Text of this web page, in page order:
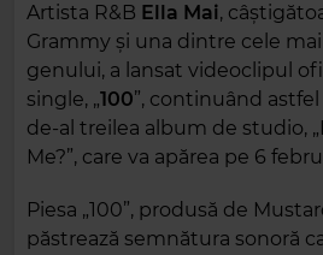
Artista R&B Ella Mai,
Grammy și una dintre cele
genului, a lansat videoclipul
single, „100”, continuând
de-al treilea album de studio,
Me?”, care va apărea pe 6
Piesa „100”, produsă de
păstrează semnătura sonoră